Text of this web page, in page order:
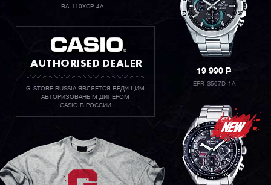
BA-110XCP-4A
AUTHORISED DEALER
G-STORE RUSSIA ЯВЛЯЕТСЯ ВЕДУЩИМ
АВТОРИЗОВАНЫМ ДИЛЕРОМ
CASIO В РОССИИ
19 990P
EFR-S567D-1A